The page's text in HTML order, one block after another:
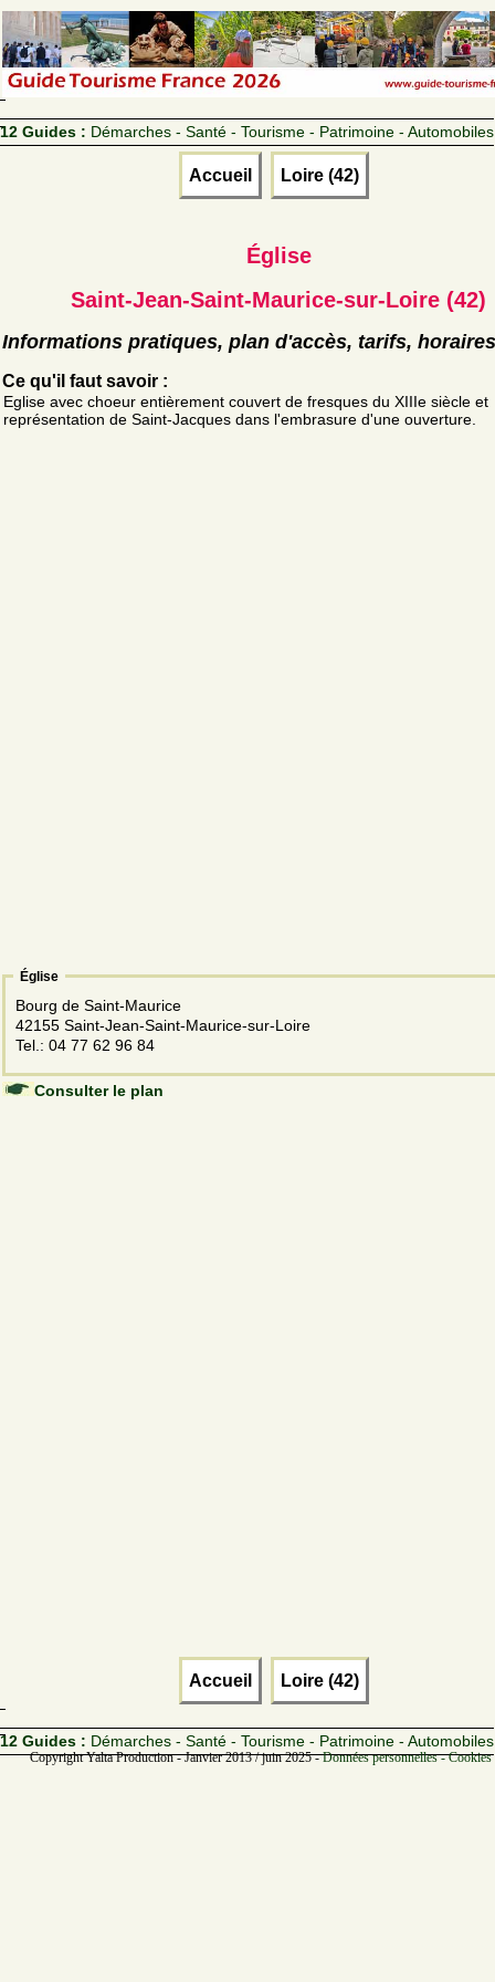
12 Guides : Démarches - Santé - Tourisme - Patrimoine - Automobiles
Accueil Loire (42)
Église
Saint-Jean-Saint-Maurice-sur-Loire (42)
Informations pratiques, plan d'accès, tarifs, horaires
Ce qu'il faut savoir :
Eglise avec choeur entièrement couvert de fresques du XIIIe siècle et
représentation de Saint-Jacques dans l'embrasure d'une ouverture.
Église
Bourg de Saint-Maurice
42155 Saint-Jean-Saint-Maurice-sur-Loire
Tel.: 04 77 62 96 84
Consulter le plan
Accueil Loire (42)
12 Guides : Démarches - Santé - Tourisme - Patrimoine - Automobiles
Copyright Yalta Production - Janvier 2013 / juin 2025 -Données personnelles -